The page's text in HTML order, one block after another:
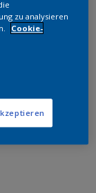
zu analysieren
Cookie-